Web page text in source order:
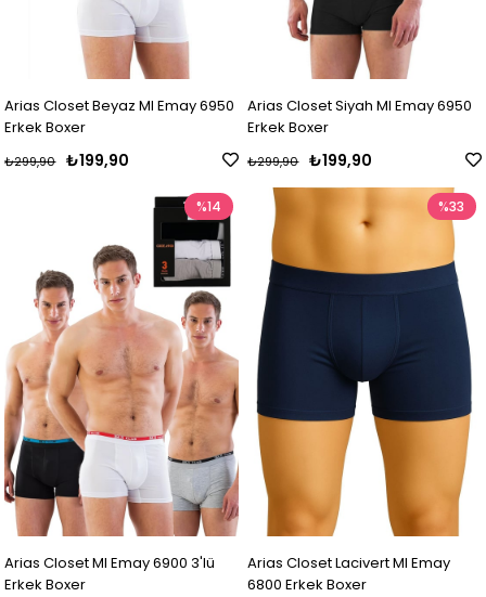
Arias Closet Beyaz MI Emay 6950
Erkek Boxer
₺199,90
₺299,90
Arias Closet Siyah MI Emay 6950
Erkek Boxer
₺199,90
₺299,90
Arias Closet MI Emay 6900 3'lü
Erkek Boxer
%14
Arias Closet Lacivert MI Emay
6800 Erkek Boxer
%33